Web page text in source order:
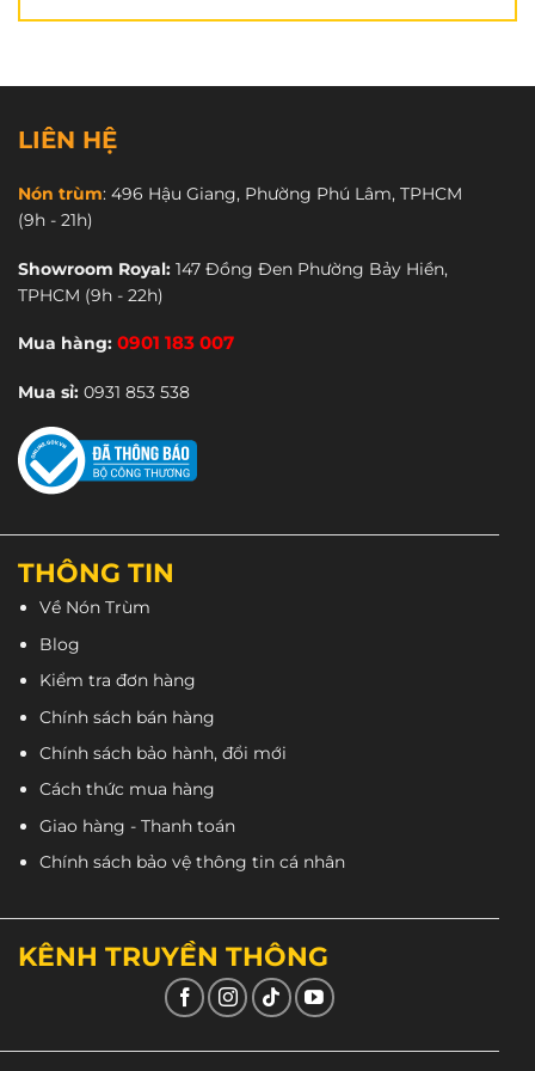
LIÊN HỆ
Nón trùm: 496 Hậu Giang, Phường Phú Lâm, TPHCM
(9h - 21h)
Showroom Royal: 147 Đồng Đen Phường Bảy Hiền,
TPHCM (9h - 22h)
Mua hàng: 0901 183 007
Mua sỉ: 0931 853 538
THÔNG TIN
Về Nón Trùm
Blog
Kiểm tra đơn hàng
Chính sách bán hàng
Chính sách bảo hành, đổi mới
Cách thức mua hàng
Giao hàng - Thanh toán
Chính sách bảo vệ thông tin cá nhân
KÊNH TRUYỀN THÔNG